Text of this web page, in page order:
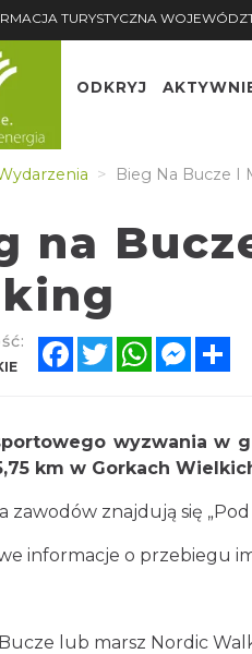
TURYSTYCZNA
ODKRYJ
Bieg Na Bucze I
na
FacebookTwitterWhatsApp
wyzwania w
km w Gorkach
zawodów znajdują się
informacje o przebiegu
Bucze lub marsz Nordic